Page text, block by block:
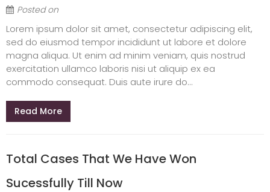
Posted on
Lorem ipsum dolor sit amet, consectetur adipiscing elit,
sed do eiusmod tempor incididunt ut labore et dolore
magna aliqua. Ut enim ad minim veniam, quis nostrud
exercitation ullamco laboris nisi ut aliquip ex ea
commodo consequat. Duis aute irure do...
Read More
Total Cases That We Have Won
Sucessfully Till Now